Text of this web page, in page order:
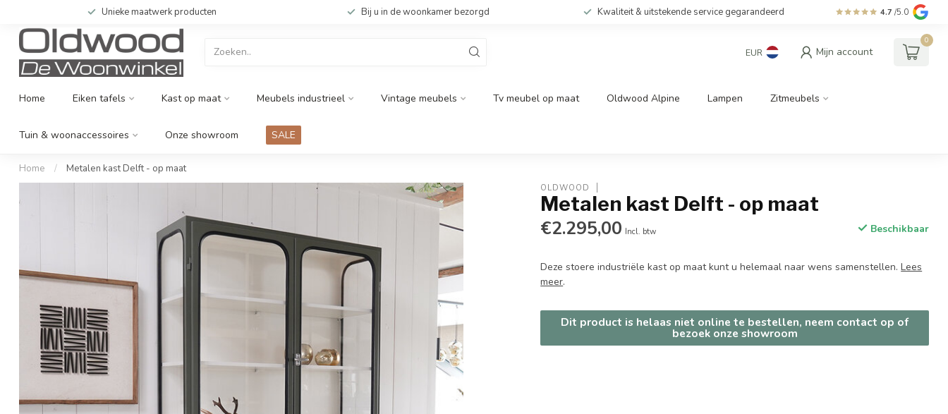
Unieke maatwerk producten Bij u in de woonkamer bezorgd Kwaliteit & uitstekende service gegarandeerd 4.7 /5.0
EUR Mijn account
0
Home Eiken tafels Kast op maat Meubels industrieel Vintage meubels Tv meubel op maat Oldwood Alpine Lampen Zitmeubels
Tuin & woonaccessoires Onze showroom SALE
Home / Metalen kast Delft - op maat
OLDWOOD
Metalen kast Delft - op maat
€2.295,00 Incl. btw Beschikbaar
Deze stoere industriële kast op maat kunt u helemaal naar wens samenstellen.Lees
meer.
Dit product is helaas niet online te bestellen, neem contact op of
bezoek onze showroom